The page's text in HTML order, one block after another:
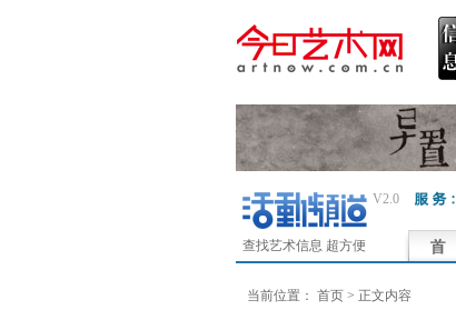
查找艺术信息 超方便
V2.0
当前位置： 首页 > 正文内容